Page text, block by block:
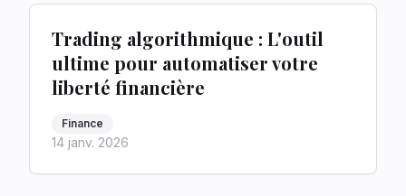
Trading algorithmique : L'outil
ultime pour automatiser votre
liberté financière
Finance
14 janv. 2026